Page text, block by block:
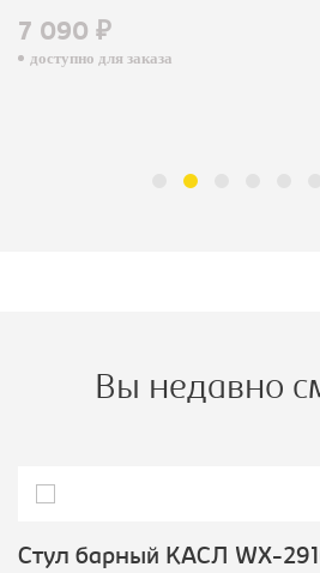
7 090 ₽
доступно для заказа
Вы недавно
Стул барный КАСЛ WX-